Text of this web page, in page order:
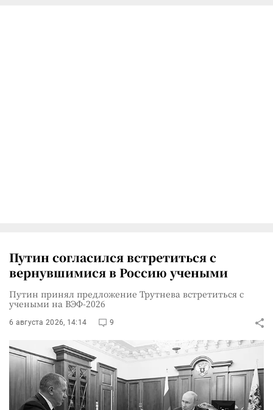
Путин согласился встретиться с
вернувшимися в Россию учеными
Путин принял предложение Трутнева встретиться с
учеными на ВЭФ-2026
6 августа 2026, 14:14 9